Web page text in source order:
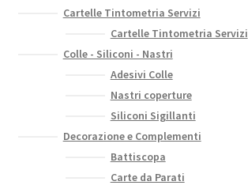
Cartelle Tintometria Servizi
Cartelle Tintometria Servizi
Colle - Siliconi - Nastri
Adesivi Colle
Nastri coperture
Siliconi Sigillanti
Decorazione e Complementi
Battiscopa
Carte da Parati